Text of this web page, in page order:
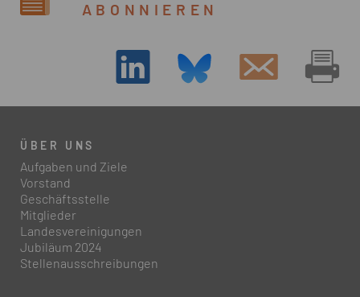
ABONNIEREN
ÜBER UNS
Aufgaben und Ziele
Vorstand
Geschäftsstelle
Mitglieder
Landesvereinigungen
Jubiläum 2024
Stellenausschreibungen